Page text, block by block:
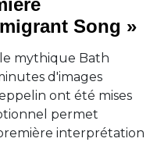
Song »
mythique Bath
d'images
ont été mises
permet
interprétation